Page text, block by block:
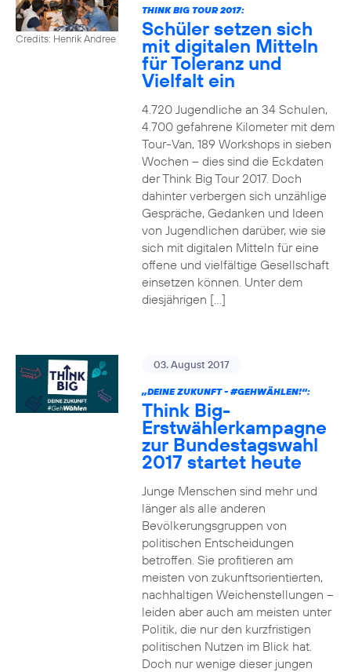
Credits: Henrik Andree
THINK BIG TOUR 2017:
Schüler setzen sich
mit digitalen Mitteln
für Toleranz und
Vielfalt ein
4.720 Jugendliche an 34 Schulen,
4.700 gefahrene Kilometer mit dem
Tour-Van, 189 Workshops in sieben
Wochen – dies sind die Eckdaten
der Think Big Tour 2017. Doch
dahinter verbergen sich unzählige
Gespräche, Gedanken und Ideen
von Jugendlichen darüber, wie sie
sich mit digitalen Mitteln für eine
offene und vielfältige Gesellschaft
einsetzen können. Unter dem
diesjährigen […]
03. August 2017
„DEINE ZUKUNFT - #GEHWÄHLEN!“:
Think Big-
Erstwählerkampagne
zur Bundestagswahl
2017 startet heute
Junge Menschen sind mehr und
länger als alle anderen
Bevölkerungsgruppen von
politischen Entscheidungen
betroffen. Sie profitieren am
meisten von zukunftsorientierten,
nachhaltigen Weichenstellungen –
leiden aber auch am meisten unter
Politik, die nur den kurzfristigen
politischen Nutzen im Blick hat.
Doch nur wenige dieser jungen